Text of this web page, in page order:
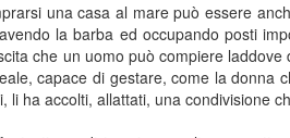
una casa al mare può essere
la barba ed occupando posti
che un uomo può compiere
capace di gestare, come la donna
li ha accolti, allattati, una condivisione